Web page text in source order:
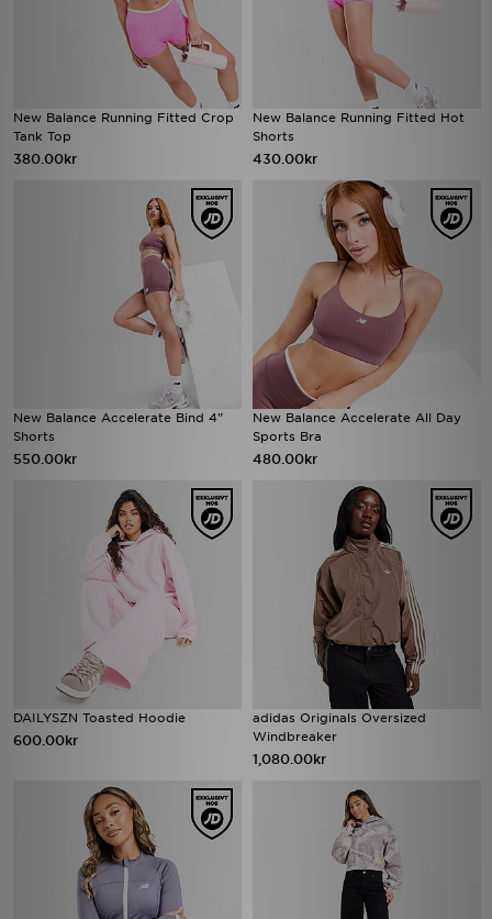
New Balance Running Fitted Crop
Tank Top
380.00kr
New Balance Running Fitted Hot
Shorts
430.00kr
New Balance Accelerate Bind 4"
Shorts
550.00kr
New Balance Accelerate All Day
Sports Bra
480.00kr
DAILYSZN Toasted Hoodie
600.00kr
adidas Originals Oversized
Windbreaker
1,080.00kr